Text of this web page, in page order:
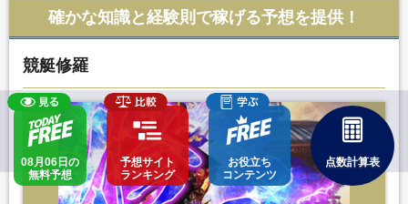
確かな知識と経験則で稼げる予想を提供！
競艇修羅
08月06日の
無料予想
予想サイト
ランキング
お役立ち
コンテンツ
点数計算表